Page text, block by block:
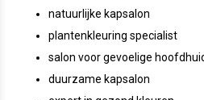
natuurlijke kapsalon
plantenkleuring specialist
salon voor gevoelige
duurzame kapsalon